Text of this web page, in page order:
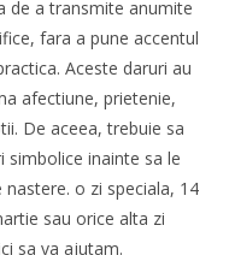
de a transmite anumite
fara a pune accentul
Aceste daruri au
afectiune, prietenie,
De aceea, trebuie sa
simbolice inainte sa le
o zi speciala, 14
sau orice alta zi
sa va ajutam.